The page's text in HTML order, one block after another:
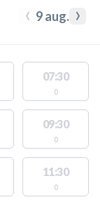
‹ 9 aug. ›
07:30
0
09:30
0
11:30
0